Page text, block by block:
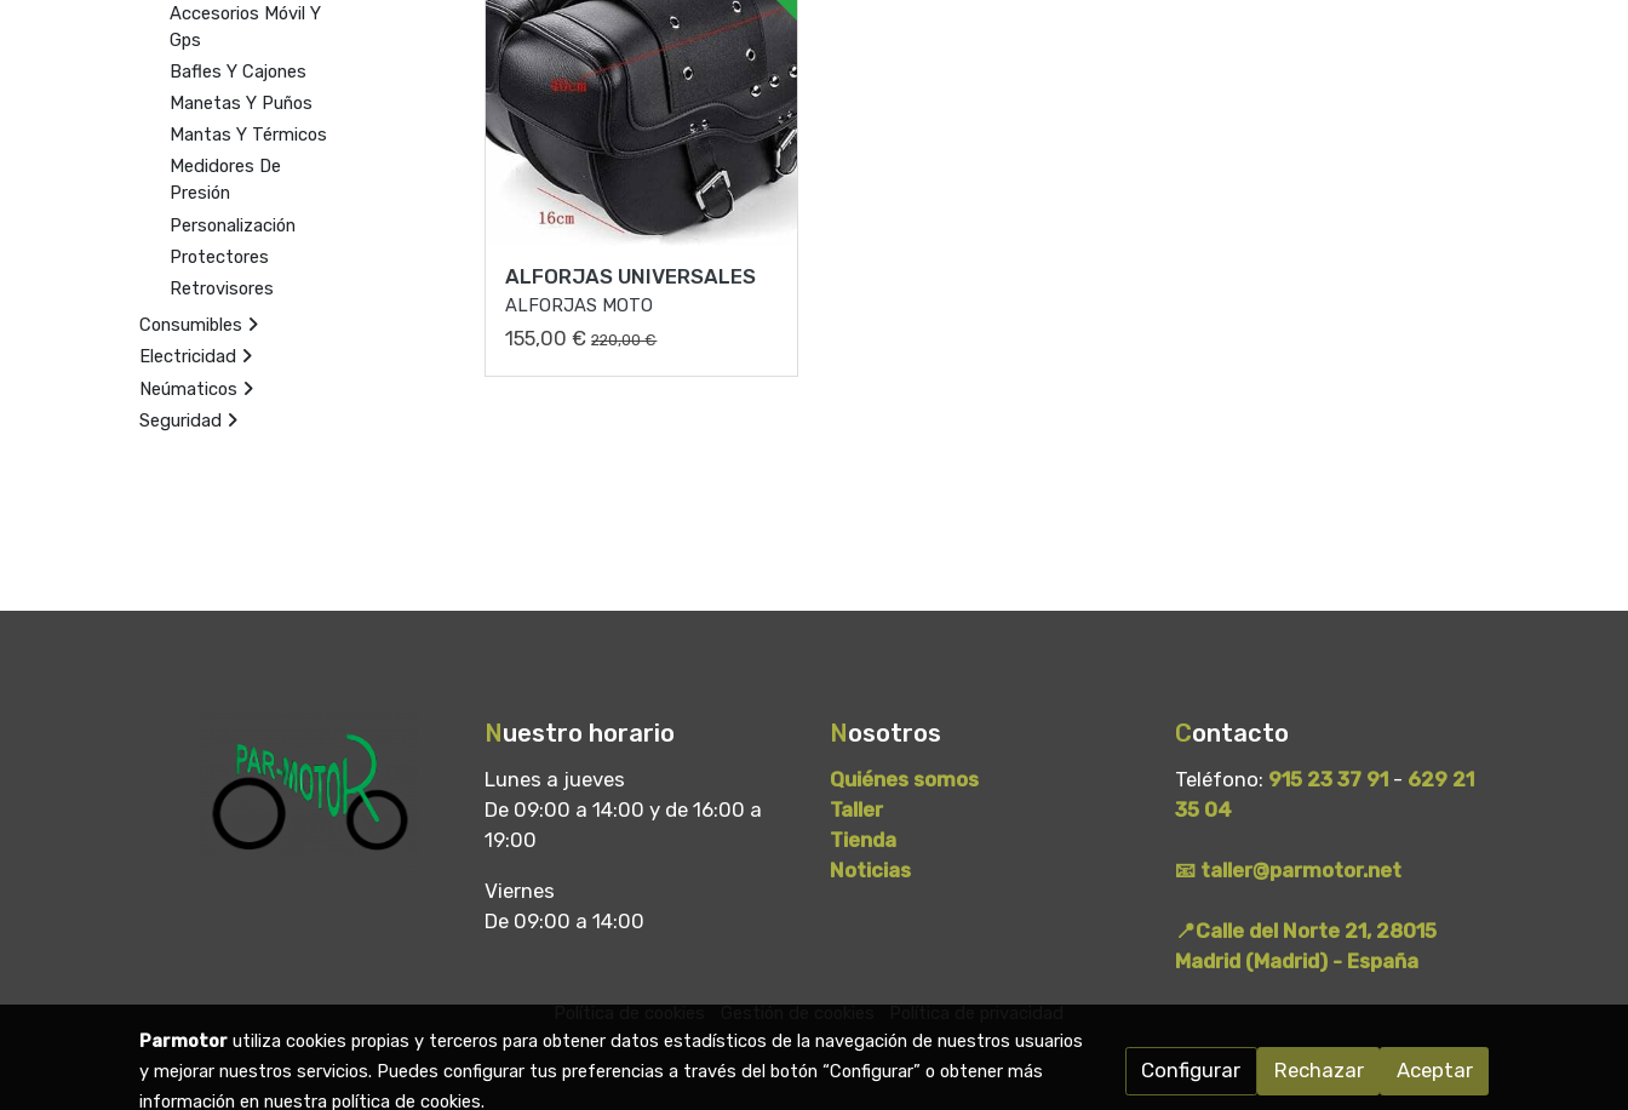
Accesorios Móvil Y
Gps
Bafles Y Cajones
Manetas Y Puños
Mantas Y Térmicos
Medidores De
Presión
Personalización
Protectores
Retrovisores
Consumibles
Electricidad
Neúmaticos
Seguridad
ALFORJAS UNIVERSALES
ALFORJAS MOTO
155,00 €220,00 €
Nuestro horario
Lunes a jueves
De 09:00 a 14:00 y de 16:00 a
19:00
Viernes
De 09:00 a 14:00
Nosotros
Quiénes somos
Taller
Tienda
Noticias
Contacto
Teléfono: 915 23 37 91- 629 21
35 04
📧 taller@parmotor.net
📍Calle del Norte 21, 28015
Madrid (Madrid) - España
Parmotorutiliza cookies propias y terceros para obtener datos estadísticos de la navegación de nuestros usuarios
y mejorar nuestros servicios. Puedes configurar tus preferencias a través del botón “Configurar” o obtener más
información en nuestra política de cookies.
Configurar Rechazar Aceptar